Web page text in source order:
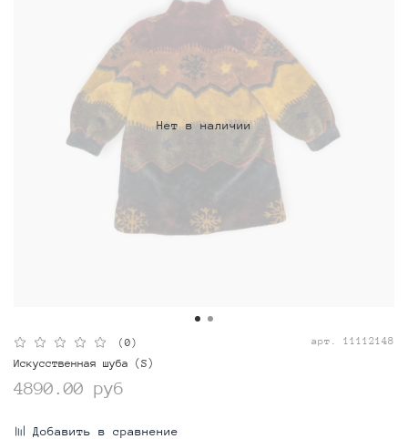
Нет в наличии
(0) арт. 11112148
Искусственная шуба (S)
4890.00 руб
Добавить в сравнение